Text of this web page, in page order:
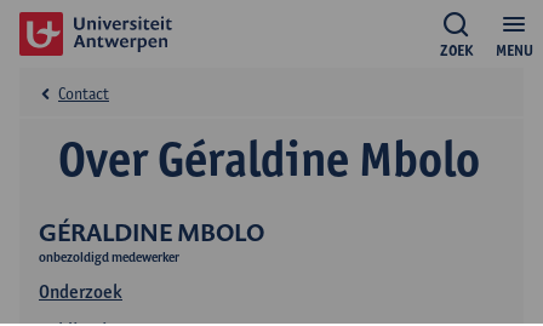
MENU
ZOEK
GÉRALDINE MBOLO
onbezoldigd medewerker
Onderzoek
Over Géraldine Mbolo
Contact